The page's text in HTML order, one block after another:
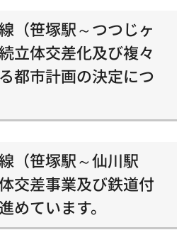
（笹塚駅～つつじヶ
立体交差化及び複々
都市計画の決定につ
（笹塚駅～仙川駅
交差事業及び鉄道付
めています。